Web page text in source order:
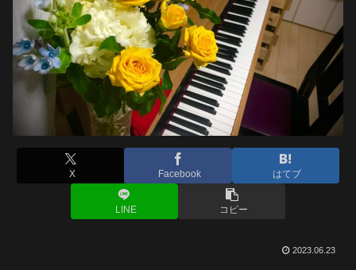
X Facebook はてブ
LINE コピー
2023.06.23